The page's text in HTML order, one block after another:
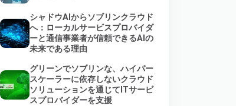
シャドウAIからソブリンクラウド
へ：ローカルサービスプロバイダ
ーと通信事業者が信頼できるAIの
未来である理由
グリーンでソブリンな、ハイパー
スケーラーに依存しないクラウド
ソリューションを通じてITサービ
スプロバイダーを支援